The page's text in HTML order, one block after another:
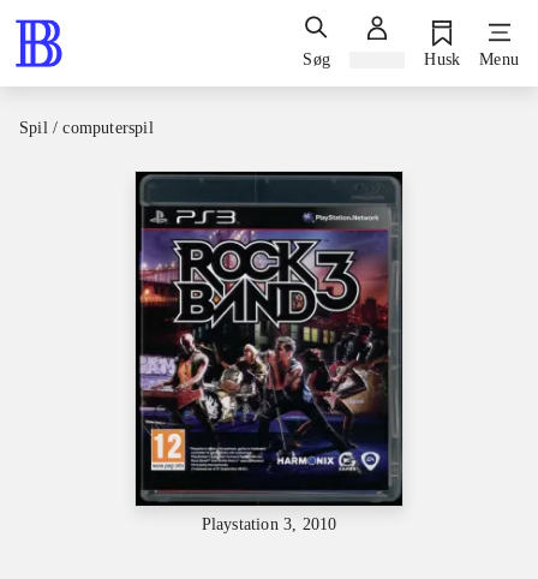
Søg Husk Menu
Spil / computerspil
Playstation 3, 2010